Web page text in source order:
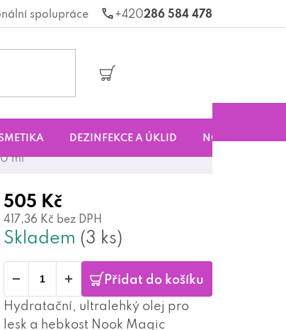
286 584 478
spolupráce
Nákupní
DEZINFEKCE A ÚKLID NOVINKY
ml
505 Kč
417,36 Kč bez DPH
Skladem (3 ks)
Přidat do košíku
Hydratační, ultralehký olej pro
lesk a hebkost Nook Magic